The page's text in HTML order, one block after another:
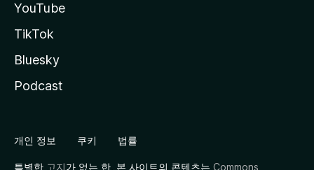
YouTube
TikTok
Bluesky
Podcast
개인 정보 쿠키 법률
특별한 고지가 없는 한, 본 사이트의 콘텐츠는 Commons